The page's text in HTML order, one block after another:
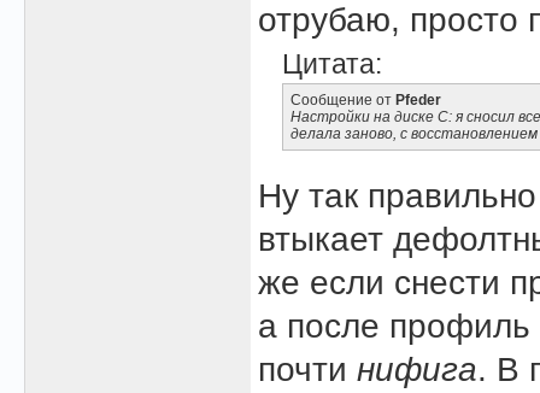
отрубаю,
Цитата:
Сообщение от Pfeder
Настройки на диске С: я сносил
делала заново, с
Ну так
втыкает
же если снести
а после профиль
почти нифига. В